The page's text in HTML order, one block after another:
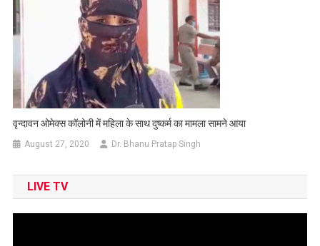
वृन्दावन ओमेक्स कॉलोनी में महिला के साथ दुष्कर्म का मामला सामने आया
August 27, 2020 Dr. Bhanu Pratap Singh
LIVE TV